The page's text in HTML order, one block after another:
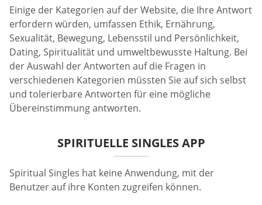
Einige der Kategorien auf der Website, die Ihre Antwort
erfordern würden, umfassen Ethik, Ernährung,
Sexualität, Bewegung, Lebensstil und Persönlichkeit,
Dating, Spiritualität und umweltbewusste Haltung. Bei
der Auswahl der Antworten auf die Fragen in
verschiedenen Kategorien müssten Sie auf sich selbst
und tolerierbare Antworten für eine mögliche
Übereinstimmung antworten.
SPIRITUELLE SINGLES APP
Spiritual Singles hat keine Anwendung, mit der
Benutzer auf ihre Konten zugreifen können.